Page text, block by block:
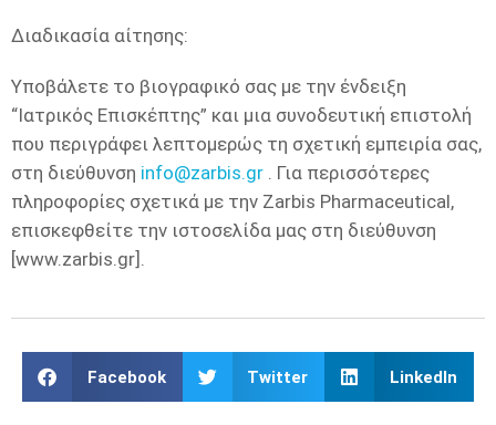
Διαδικασία αίτησης:
Υποβάλετε το βιογραφικό σας με την ένδειξη
“Ιατρικός Επισκέπτης” και μια συνοδευτική επιστολή
που περιγράφει λεπτομερώς τη σχετική εμπειρία σας,
στη διεύθυνση info@zarbis.gr . Για περισσότερες
πληροφορίες σχετικά με την Zarbis Pharmaceutical,
επισκεφθείτε την ιστοσελίδα μας στη διεύθυνση
[www.zarbis.gr].
Facebook Twitter LinkedIn